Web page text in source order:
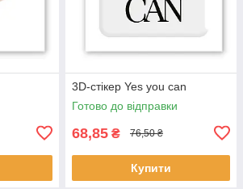
3D-стікер Yes you can
Готово до відправки
68,85 ₴ 76,50 ₴
Купити